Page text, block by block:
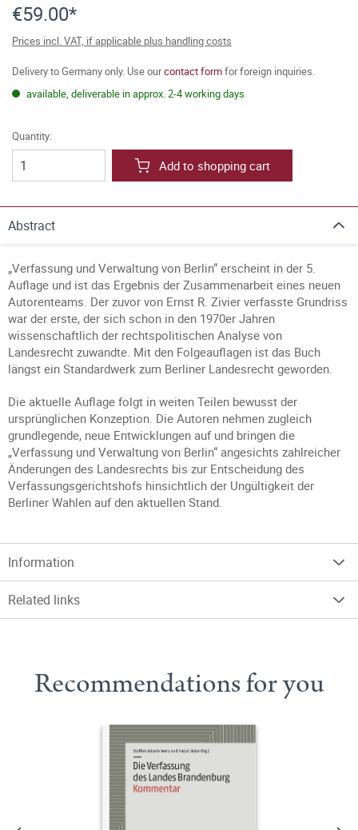
€59.00*
Prices incl. VAT, if applicable plus handling costs
Delivery to Germany only. Use ourcontact formfor foreign inquiries.
available, deliverable in approx. 2-4 working days
Quantity:
Add to shopping cart
Abstract
„Verfassung und Verwaltung von Berlin“ erscheint in der 5.
Auflage und ist das Ergebnis der Zusammenarbeit eines neuen
Autorenteams. Der zuvor von Ernst R. Zivier verfasste Grundriss
war der erste, der sich schon in den 1970er Jahren
wissenschaftlich der rechtspolitischen Analyse von
Landesrecht zuwandte. Mit den Folgeauflagen ist das Buch
längst ein Standardwerk zum Berliner Landesrecht geworden.
Die aktuelle Auflage folgt in weiten Teilen bewusst der
ursprünglichen Konzeption. Die Autoren nehmen zugleich
grundlegende, neue Entwicklungen auf und bringen die
„Verfassung und Verwaltung von Berlin“ angesichts zahlreicher
Änderungen des Landesrechts bis zur Entscheidung des
Verfassungsgerichtshofs hinsichtlich der Ungültigkeit der
Berliner Wahlen auf den aktuellen Stand.
Information
Related links
Recommendations for you